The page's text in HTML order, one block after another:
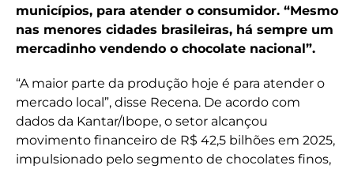
municípios, para atender o consumidor. “Mesmo
nas menores cidades brasileiras, há sempre um
mercadinho vendendo o chocolate nacional”.
“A maior parte da produção hoje é para atender o
mercado local”, disse Recena. De acordo com
dados da Kantar/Ibope, o setor alcançou
movimento financeiro de R$ 42,5 bilhões em 2025,
impulsionado pelo segmento de chocolates finos,